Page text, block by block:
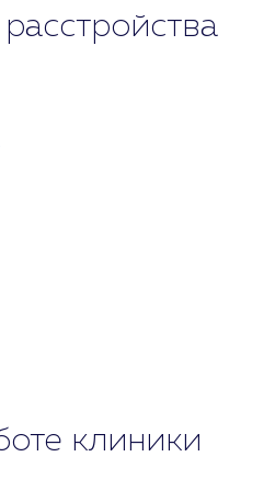
расстройства
клиники